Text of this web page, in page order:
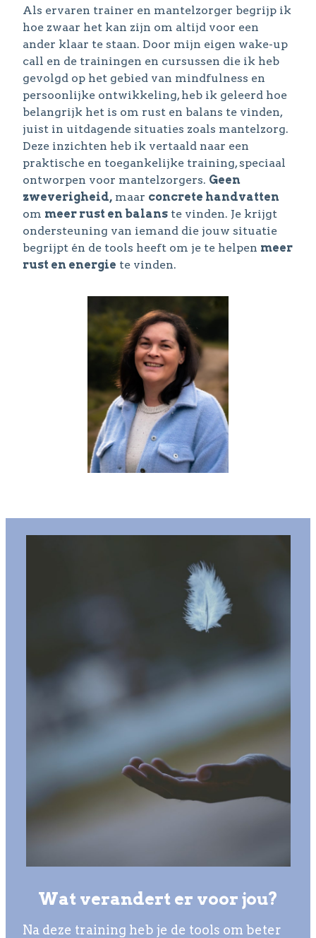
Als ervaren trainer en mantelzorger begrijp ik
hoe zwaar het kan zijn om altijd voor een
ander klaar te staan. Door mijn eigen wake-up
call en de trainingen en cursussen die ik heb
gevolgd op het gebied van mindfulness en
persoonlijke ontwikkeling, heb ik geleerd hoe
belangrijk het is om rust en balans te vinden,
juist in uitdagende situaties zoals mantelzorg.
Deze inzichten heb ik vertaald naar een
praktische en toegankelijke training, speciaal
ontworpen voor mantelzorgers. Geen
zweverigheid, maar concrete handvatten
om meer rust en balans te vinden. Je krijgt
ondersteuning van iemand die jouw situatie
begrijpt én de tools heeft om je te helpen meer
rust en energie te vinden.
Wat verandert er voor jou?
Na deze training heb je de tools om beter